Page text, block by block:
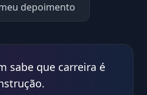
depoimento
sabe que carreira é